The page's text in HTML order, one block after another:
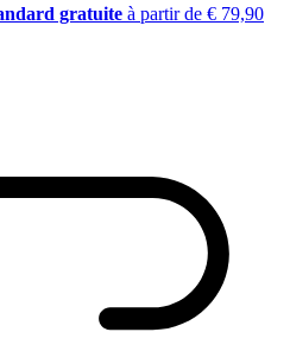
gratuite à partir de € 79,90